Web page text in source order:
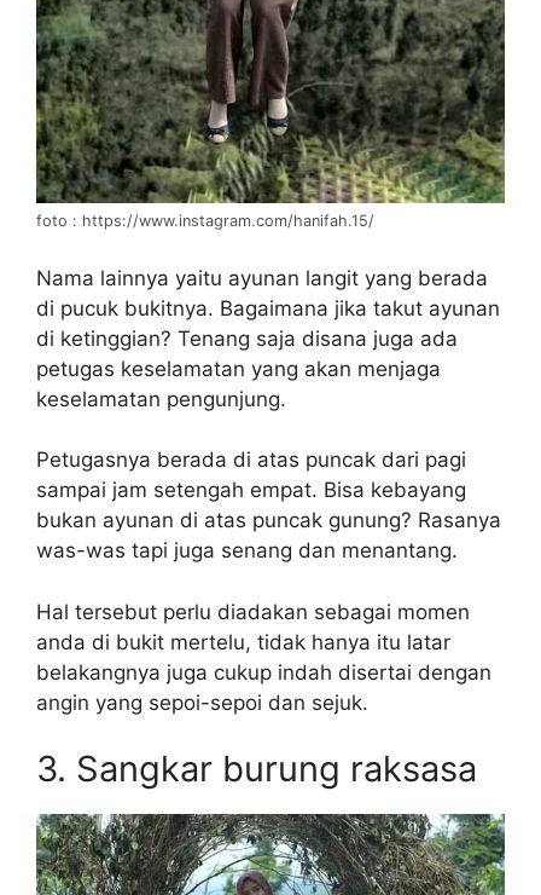
foto : https://www.instagram.com/hanifah.15/
Nama lainnya yaitu ayunan langit yang berada
di pucuk bukitnya. Bagaimana jika takut ayunan
di ketinggian? Tenang saja disana juga ada
petugas keselamatan yang akan menjaga
keselamatan pengunjung.
Petugasnya berada di atas puncak dari pagi
sampai jam setengah empat. Bisa kebayang
bukan ayunan di atas puncak gunung? Rasanya
was-was tapi juga senang dan menantang.
Hal tersebut perlu diadakan sebagai momen
anda di bukit mertelu, tidak hanya itu latar
belakangnya juga cukup indah disertai dengan
angin yang sepoi-sepoi dan sejuk.
3. Sangkar burung raksasa